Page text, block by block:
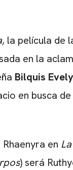
, la película de
en la
Bilquis Evely
en busca de
en
) será